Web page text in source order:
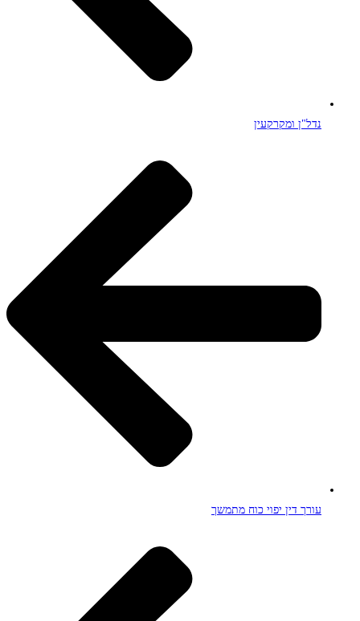
נדל"ן ומקרקעין
עורך דין יפוי כוח מתמשך